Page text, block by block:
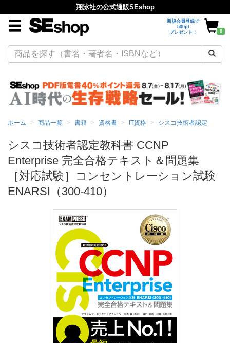
翔泳社の公式通販SEshop
新規会員登録で
500pt
プレゼント！
0
ホーム 商品一覧 書籍 資格書 IT資格 シスコ技術者認定
シスコ技術者認定教科書 CCNP
Enterprise 完全合格テキスト＆問題集
［対応試験］コンセントレーション試験
ENARSI（300-410）